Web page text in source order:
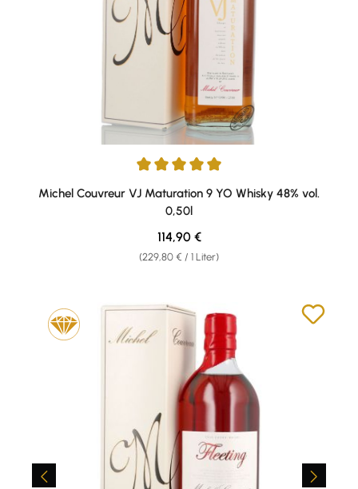
Durchschnittliche Bewertung von 5 von 5 Sternen
Michel Couvreur VJ Maturation 9 YO Whisky 48% vol.
0,50l
(229,80 € / 1 Liter)
Regulärer Preis:
114,90 €